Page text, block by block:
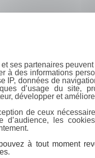
et ses partenaires
à des informations
IP, données de
d’usage du site,
développer et
de ceux
d’audience, les
à tout moment